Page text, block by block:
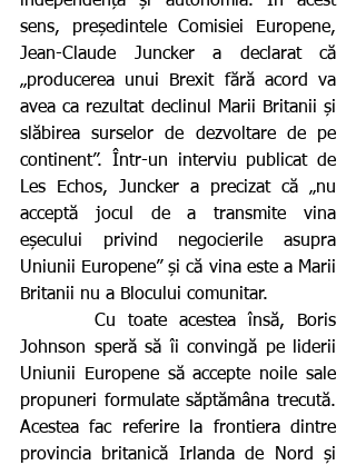
sens, președintele Comisiei Europene,
Jean-Claude Juncker a declarat că
„producerea unui Brexit fără acord va
avea ca rezultat declinul Marii Britanii și
slăbirea surselor de dezvoltare de pe
continent”. Într-un interviu publicat de
Les Echos, Juncker a precizat că „nu
acceptă jocul de a transmite vina
eșecului privind negocierile asupra
Uniunii Europene” și că vina este a Marii
Britanii nu a Blocului comunitar.
Johnson speră să îi convingă pe liderii
Uniunii Europene să accepte noile sale
propuneri formulate săptămâna trecută.
Acestea fac referire la frontiera dintre
provincia britanică Irlanda de Nord și